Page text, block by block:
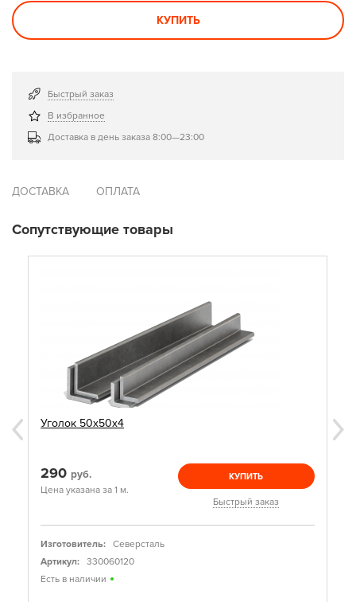
КУПИТЬ
Быстрый заказ
В избранное
Доставка в день заказа 8:00—23:00
ДОСТАВКА ОПЛАТА
Сопутствующие товары
Уголок 50х50х4
290 руб.
Цена указана за 1 м.
КУПИТЬ
Быстрый заказ
Изготовитель:
Северсталь
Артикул:
330060120
Есть в наличии